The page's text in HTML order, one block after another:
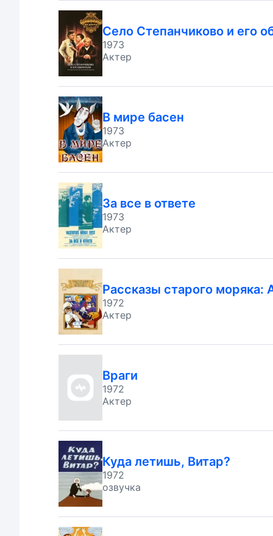
Село Степанчиково и его
1973
Актер
В мире басен
1973
Актер
За все в ответе
1973
Актер
Рассказы старого моряка:
1972
Актер
Враги
1972
Актер
Куда летишь, Витар?
1972
озвучка